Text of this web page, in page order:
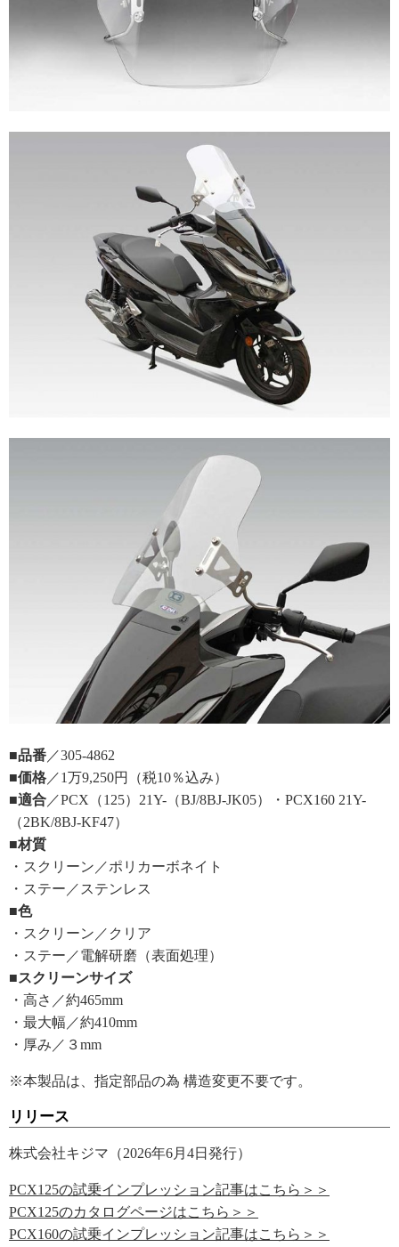
■品番 ／305-4862
■価格 ／1万9,250円（税10％込み）
■適合 ／PCX（125）21Y-（BJ/8BJ-JK05）・PCX160 21Y-
（2BK/8BJ-KF47）
■材質
・スクリーン／ポリカーボネイト
・ステー／ステンレス
■色
・スクリーン／クリア
・ステー／電解研磨（表面処理）
■スクリーンサイズ
・高さ／約465mm
・最大幅／約410mm
・厚み／３mm
※本製品は、指定部品の為 構造変更不要です。
リリース
株式会社キジマ（2026年6月4日発行）
PCX125の試乗インプレッション記事はこちら＞＞
PCX125のカタログページはこちら＞＞
PCX160の試乗インプレッション記事はこちら＞＞